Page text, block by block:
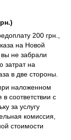
200 грн.,
на Новой
не забрали
затрат на
в две стороны.
наложенном
соответствии с
за услугу
комиссия,
стоимости